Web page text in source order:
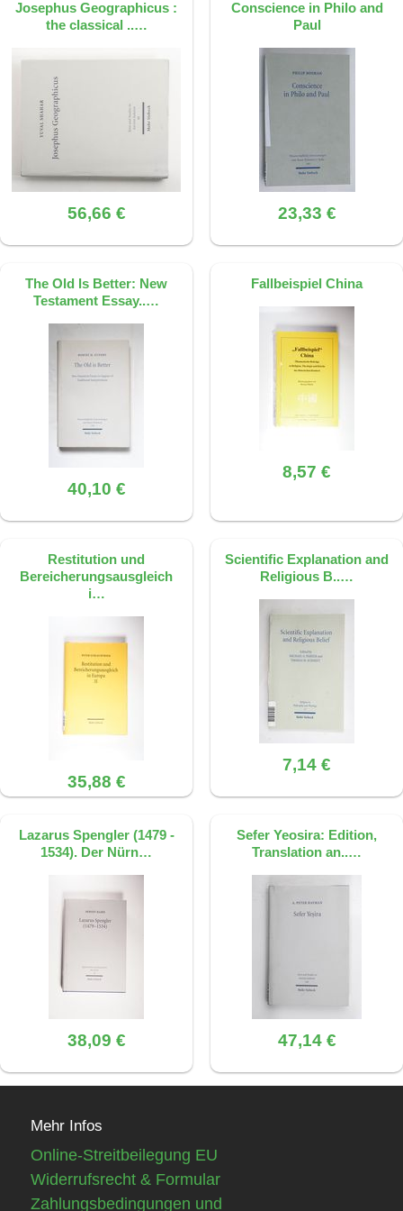
Dieses FAQ wurde mit KI erstellt, basierend
auf der Quelle: S. 92, ISBN 9783161477195
Josephus Geographicus :
the classical ..…
56,66 €
Conscience in Philo and
Paul
23,33 €
The Old Is Better: New
Testament Essay..…
40,10 €
Fallbeispiel China
8,57 €
Restitution und
Bereicherungsausgleich
i…
35,88 €
Scientific Explanation and
Religious B..…
7,14 €
Lazarus Spengler (1479 -
1534). Der Nürn…
38,09 €
Sefer Yeosira: Edition,
Translation an..…
47,14 €
Mehr Infos
Online-Streitbeilegung EU
Widerrufsrecht & Formular
Zahlungsbedingungen und